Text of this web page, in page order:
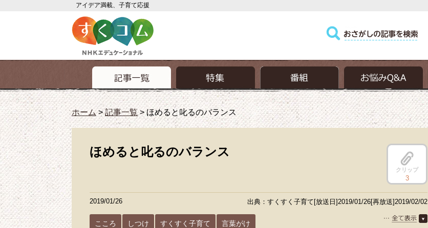
アイデア満載、子育て応援
ホーム>記事一覧>ほめると叱るのバランス
ほめると叱るのバランス
クリップ
3
2019/01/26 出典：すくすく子育て[放送日]2019/01/26[再放送]2019/02/02
こころ しつけ すくすく子育て 言葉がけ